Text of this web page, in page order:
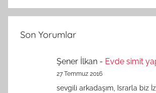
Son Yorumlar
Şener İlkan - Evde simit
27 Temmuz 2016
sevgili arkadaşım, Israrla biz